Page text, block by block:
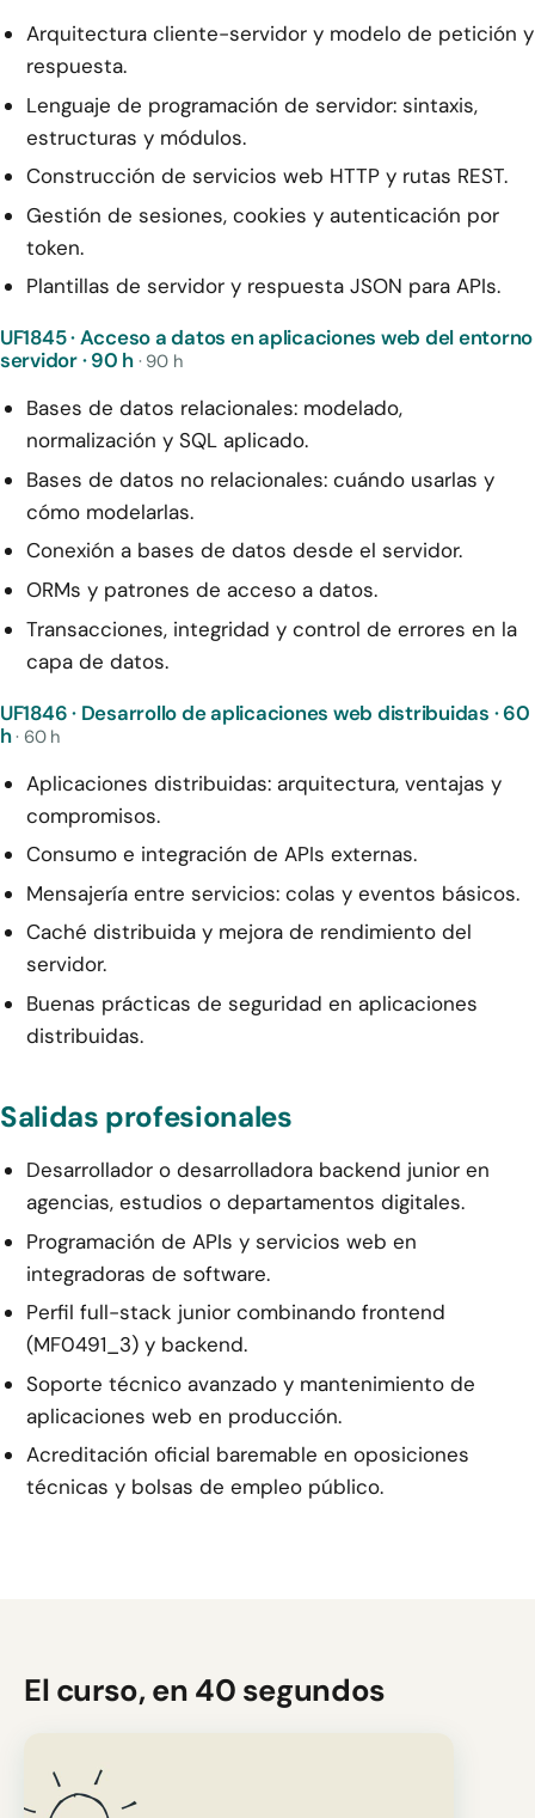
Arquitectura cliente-servidor y modelo de petición y
respuesta.
Lenguaje de programación de servidor: sintaxis,
estructuras y módulos.
Construcción de servicios web HTTP y rutas REST.
Gestión de sesiones, cookies y autenticación por
token.
Plantillas de servidor y respuesta JSON para APIs.
UF1845 · Acceso a datos en aplicaciones web del entorno
servidor · 90 h · 90 h
Bases de datos relacionales: modelado,
normalización y SQL aplicado.
Bases de datos no relacionales: cuándo usarlas y
cómo modelarlas.
Conexión a bases de datos desde el servidor.
ORMs y patrones de acceso a datos.
Transacciones, integridad y control de errores en la
capa de datos.
UF1846 · Desarrollo de aplicaciones web distribuidas · 60
h· 60 h
Aplicaciones distribuidas: arquitectura, ventajas y
compromisos.
Consumo e integración de APIs externas.
Mensajería entre servicios: colas y eventos básicos.
Caché distribuida y mejora de rendimiento del
servidor.
Buenas prácticas de seguridad en aplicaciones
distribuidas.
Salidas profesionales
Desarrollador o desarrolladora backend junior en
agencias, estudios o departamentos digitales.
Programación de APIs y servicios web en
integradoras de software.
Perfil full-stack junior combinando frontend
(MF0491_3) y backend.
Soporte técnico avanzado y mantenimiento de
aplicaciones web en producción.
Acreditación oficial baremable en oposiciones
técnicas y bolsas de empleo público.
El curso, en 40 segundos